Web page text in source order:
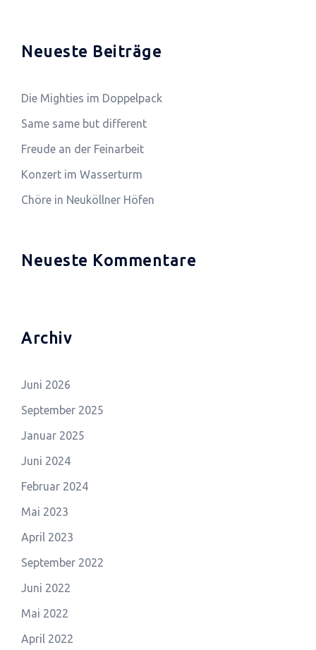
Neueste Beiträge
Die Mighties im Doppelpack
Same same but different
Freude an der Feinarbeit
Konzert im Wasserturm
Chöre in Neuköllner Höfen
Neueste Kommentare
Archiv
Juni 2026
September 2025
Januar 2025
Juni 2024
Februar 2024
Mai 2023
April 2023
September 2022
Juni 2022
Mai 2022
April 2022